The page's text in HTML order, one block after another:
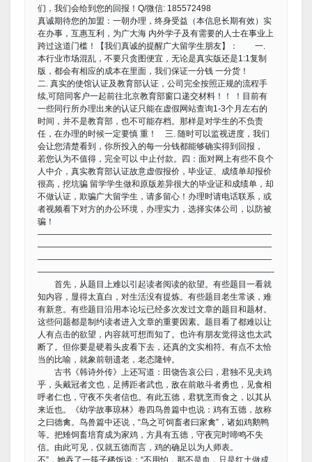
们，我们会给到您的回报！Q/微信: 185572498
真诚期待您的加盟：一朝办理，终身受益（本信息长期有效）实
在办事，互惠互利，为广大海 内外学子及有需要的人士在事业上
跨过这道门槛！【我们真诚的提醒广大留学生朋友】： 一.
本行业市场混乱，不要只贪图便宜，无论是真实版还是1:1复制
版，都会有相应的成本在里面，我们保证一分钱 一分货！
二. 真实的使馆认证及教育部认证，公司完全按照正规的流程手
续,可陪同客户一起前往北京教育部窗口递交材料！！ ！目前有
一些同行所办理出来的认证只能在虚假网站查询1-3个月左右的
时间，并不是教育部，也不可能存档。那样是对学生的不负责
任，在办理的时候一定要慎 重！ 三. 随时可以监视进度，我们
会让您清楚看到，你所投入的每一分钱都能够确实得到回报，
若您认为不值得，完全可以 中止付款。四：面对网上有些不良个
人中介，真实教育部认证故意虚假报价，毕业证、成绩单却报价
很高，挖坑骗 留学学生做和原版差异很大的毕业证和成绩单，却
不做认证，欺骗广大留学生，请多留心！办理时请电话联系，或
者视频看下对方的办公环境，办理实力，选择实体公司，以防被
骗！
————————————————————————————
————————————————————————————
————————————————————————————
————————————————————————————-
首先，从题目上难以引起读者阅读的欲望。有些题目一看就
知内容，显得太直白，对生活没有提炼。有些题目老生常谈，难
有新意。有些题目沿用本论坛已经多次发过文章的题目和题材。
这些问题都是制约读者进入文章的重要因素。题目看了都难以让
人有点击的欲望，内容就可想而知了。也许有朋友觉得这也太武
断了。但你要是硬着头皮看下去，还真的文实相符。有点不太恰
当的比喻，就象前朝遗老，老态隆钟。
古书《韩诗外传》上还写道：田饶告哀公曰，君独不见夫鸡
乎，头戴冠者文也，足搏距者武也，敌在前敢斗者勇也，见食相
呼者仁也，守夜不失者信也。有此五德，君犹烹而食之，以其从
来近也。《幼学故事琼林》卷四鸟兽篇中也说：鸡有五德，故称
之曰德禽。鸟兽篇中还说，“鸟之可饲畜者曰家禽”，诸如鸡鹅鸭
等。把雉饲畜培育成为家鸡，方具有五德，守夜完时啼鸣不失
信。由此可见，仅就五德而言，鸡的确足以为人师表。
不”，她吞了一筷子稀饭说：“不用怕，那不是血，只是红土做成